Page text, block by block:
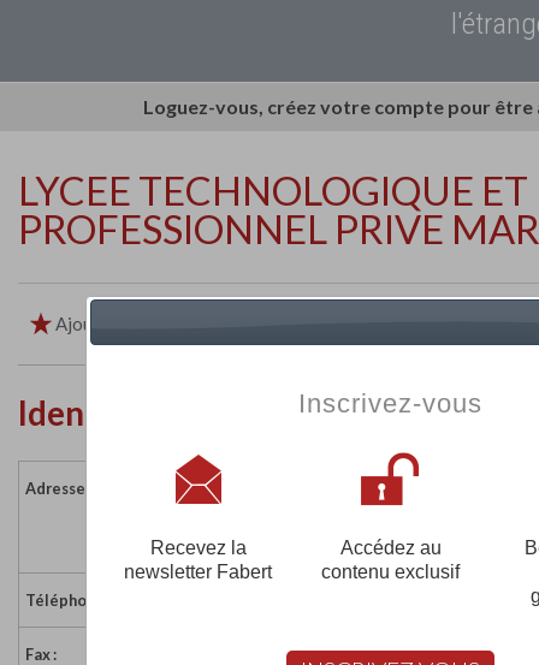
Loguez-vous, créez votre compte pour
LYCEE TECHNOLOGIQUE ET
PROFESSIONNEL PRIVE
Ajouter aux favoris
Identité de l'établissement
Adresse :
220 avenue Marcel Castié
Téléphone :
Fax : 04 94 41 91 31
Inscrivez-vous
Recevez la
newsletter Fabert
Accédez au
contenu exclusif